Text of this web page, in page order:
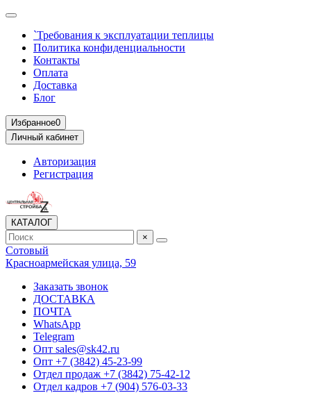
`Требования к эксплуатации теплицы
Политика конфиденциальности
Контакты
Оплата
Доставка
Блог
Избранное0
Личный кабинет
Авторизация
Регистрация
КАТАЛОГ
×
Сотовый
Красноармейская улица, 59
Заказать звонок
ДОСТАВКА
ПОЧТА
WhatsApp
Telegram
Опт sales@sk42.ru
Опт +7 (3842) 45-23-99
Отдел продаж +7 (3842) 75-42-12
Отдел кадров +7 (904) 576-03-33